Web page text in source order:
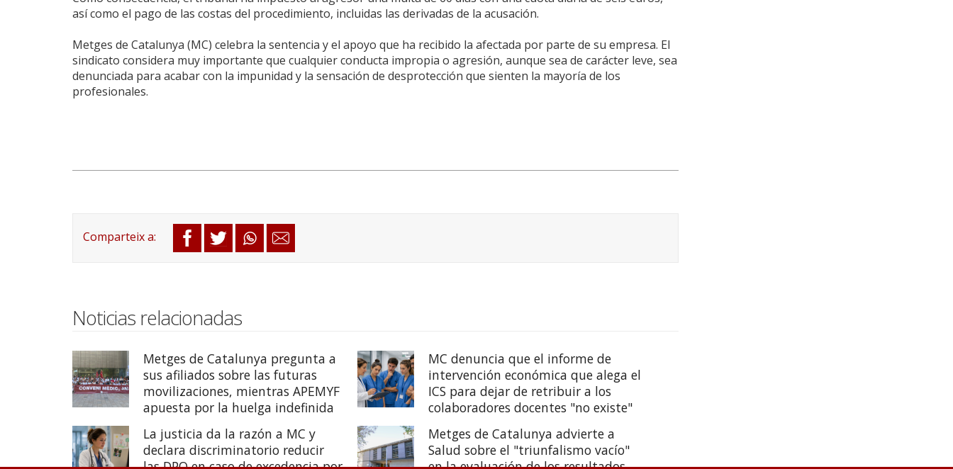
así como el pago de las costas del procedimiento, incluidas las derivadas de la acusación.
Metges de Catalunya (MC) celebra la sentencia y el apoyo que ha recibido la afectada por parte de su empresa. El
sindicato considera muy importante que cualquier conducta impropia o agresión, aunque sea de carácter leve, sea
denunciada para acabar con la impunidad y la sensación de desprotección que sienten la mayoría de los
profesionales.
Noticias relacionadas
Metges de Catalunya pregunta a
sus afiliados sobre las futuras
movilizaciones, mientras APEMYF
apuesta por la huelga indefinida
MC denuncia que el informe de
intervención económica que alega el
ICS para dejar de retribuir a los
colaboradores docentes "no existe"
La justicia da la razón a MC y
declara discriminatorio reducir
Metges de Catalunya advierte a
Salud sobre el "triunfalismo vacío"